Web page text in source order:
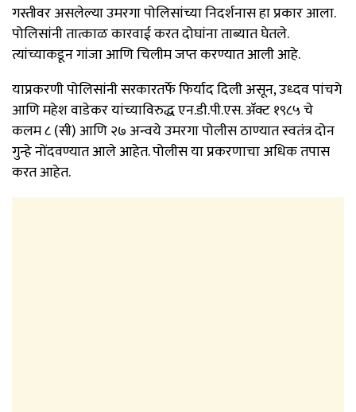
गस्तीवर असलेल्या उमरगा पोलिसांच्या निदर्शनास हा प्रकार आला.
पोलिसांनी तात्काळ कारवाई करत दोघांना ताब्यात घेतले.
त्यांच्याकडून गांजा आणि चिलीम जप्त करण्यात आली आहे.
याप्रकरणी पोलिसांनी सरकारतर्फे फिर्याद दिली असून, उध्दव पांचगे
आणि महेश वाडेकर यांच्याविरुद्ध एन.डी.पी.एस. ॲक्ट १९८५ चे
कलम ८ (सी) आणि २७ अन्वये उमरगा पोलीस ठाण्यात स्वतंत्र दोन
गुन्हे नोंदवण्यात आले आहेत. पोलीस या प्रकरणाचा अधिक तपास
करत आहेत.